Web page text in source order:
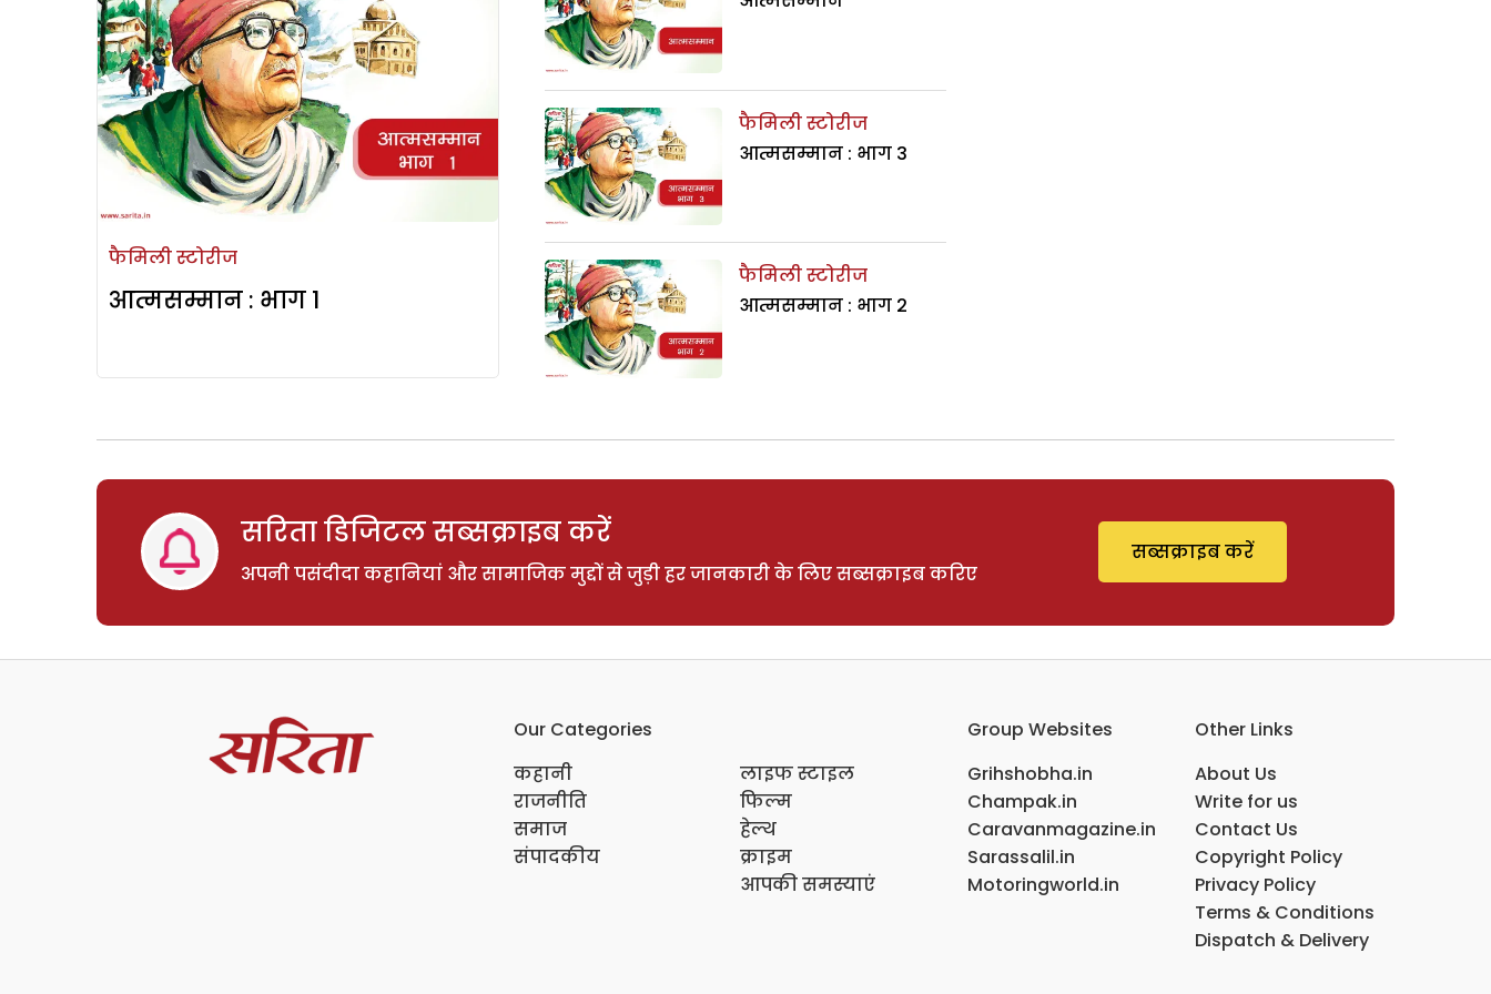
फैमिली स्टोरीज
आत्मसम्मान : भाग 1
फैमिली स्टोरीज
आत्मसम्मान : भाग 3
फैमिली स्टोरीज
आत्मसम्मान : भाग 2
सरिता डिजिटल सब्सक्राइब करें
अपनी पसंदीदा कहानियां और सामाजिक मुद्दों से जुड़ी हर जानकारी के लिए सब्सक्राइब करिए
सब्सक्राइब करें
Our Categories
कहानी
राजनीति
समाज
संपादकीय
लाइफ स्टाइल
फिल्म
हेल्थ
क्राइम
आपकी समस्याएं
Group Websites
Grihshobha.in
Champak.in
Caravanmagazine.in
Sarassalil.in
Motoringworld.in
Other Links
About Us
Write for us
Contact Us
Copyright Policy
Privacy Policy
Terms & Conditions
Dispatch & Delivery